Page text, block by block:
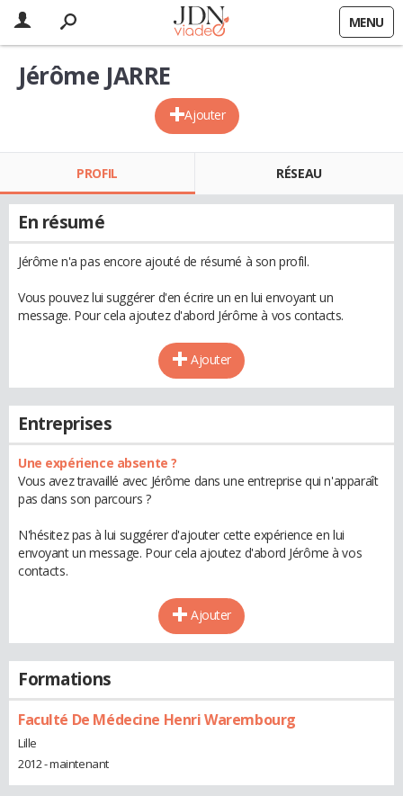
MENU
Ajouter
Jérôme JARRE
PROFIL RÉSEAU
En résumé
Jérôme n'a pas encore ajouté de résumé à son profil.
Vous pouvez lui suggérer d'en écrire un en lui envoyant un
message. Pour cela ajoutez d'abord Jérôme à vos contacts.
Ajouter
Entreprises
Une expérience absente ?
Vous avez travaillé avec Jérôme dans une entreprise qui n'apparaît
pas dans son parcours ?
N'hésitez pas à lui suggérer d'ajouter cette expérience en lui
envoyant un message. Pour cela ajoutez d'abord Jérôme à vos
contacts.
Ajouter
Formations
Faculté De Médecine Henri Warembourg
Lille
2012 - maintenant